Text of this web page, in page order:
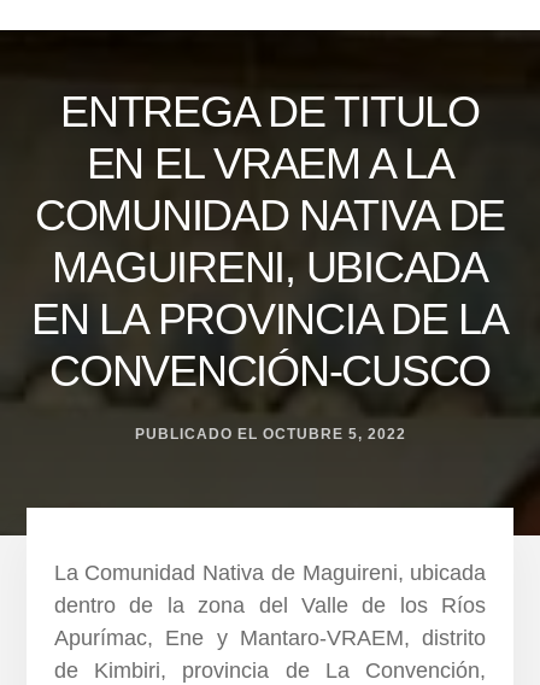
ENTREGA DE TITULO
EN EL VRAEM A LA
COMUNIDAD NATIVA DE
MAGUIRENI, UBICADA
EN LA PROVINCIA DE LA
CONVENCIÓN-CUSCO
PUBLICADO EL OCTUBRE 5, 2022
La Comunidad Nativa de Maguireni, ubicada
dentro de la zona del Valle de los Ríos
Apurímac, Ene y Mantaro-VRAEM, distrito
de Kimbiri, provincia de La Convención,